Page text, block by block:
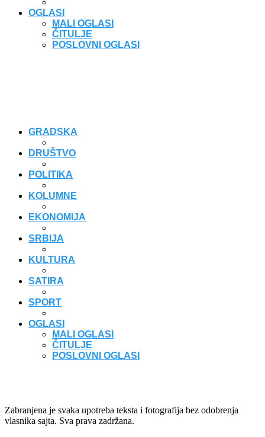
OGLASI
MALI OGLASI
ČITULJE
POSLOVNI OGLASI
GRADSKA
DRUŠTVO
POLITIKA
KOLUMNE
EKONOMIJA
SRBIJA
KULTURA
SATIRA
SPORT
OGLASI
MALI OGLASI
ČITULJE
POSLOVNI OGLASI
Zabranjena je svaka upotreba teksta i fotografija bez odobrenja
vlasnika sajta. Sva prava zadržana.